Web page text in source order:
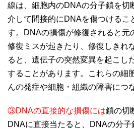
線は、細胞内のDNAの分子鎖を切
介して間接的にDNAを傷つけるこ
す。DNAの損傷が修復されると元
修復ミスが起きたり、修復しきれ
ると、遺伝子の突然変異を起こし
することがあります。これらの細
んの発症や細胞・組織の障害につ
③DNAの直接的な損傷には鎖の切
DNAに直接当たると、DNAの分